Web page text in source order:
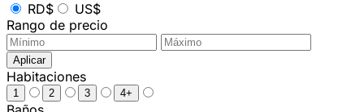
RD$
US$
Rango de precio
Aplicar
Habitaciones
1 2 3 4+